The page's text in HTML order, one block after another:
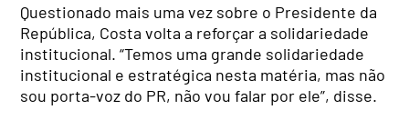
Questionado mais uma vez sobre o Presidente da
República, Costa volta a reforçar a solidariedade
institucional. “Temos uma grande solidariedade
institucional e estratégica nesta matéria, mas não
sou porta-voz do PR, não vou falar por ele”, disse.